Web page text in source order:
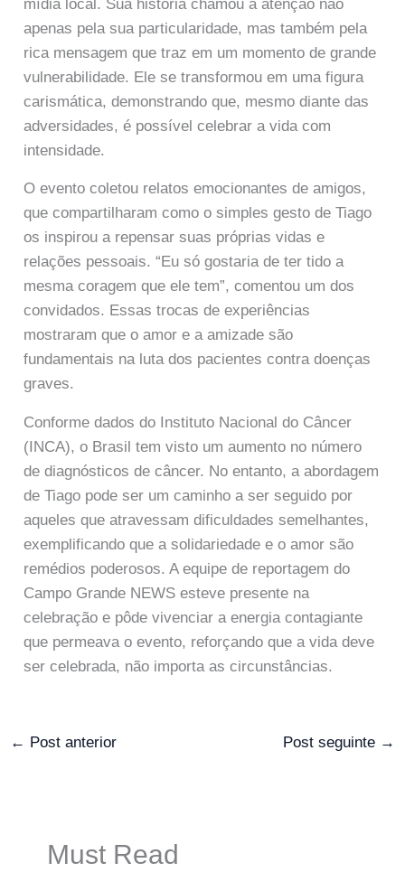
mídia local. Sua história chamou a atenção não
apenas pela sua particularidade, mas também pela
rica mensagem que traz em um momento de grande
vulnerabilidade. Ele se transformou em uma figura
carismática, demonstrando que, mesmo diante das
adversidades, é possível celebrar a vida com
intensidade.
O evento coletou relatos emocionantes de amigos,
que compartilharam como o simples gesto de Tiago
os inspirou a repensar suas próprias vidas e
relações pessoais. “Eu só gostaria de ter tido a
mesma coragem que ele tem”, comentou um dos
convidados. Essas trocas de experiências
mostraram que o amor e a amizade são
fundamentais na luta dos pacientes contra doenças
graves.
Conforme dados do Instituto Nacional do Câncer
(INCA), o Brasil tem visto um aumento no número
de diagnósticos de câncer. No entanto, a abordagem
de Tiago pode ser um caminho a ser seguido por
aqueles que atravessam dificuldades semelhantes,
exemplificando que a solidariedade e o amor são
remédios poderosos. A equipe de reportagem do
Campo Grande NEWS esteve presente na
celebração e pôde vivenciar a energia contagiante
que permeava o evento, reforçando que a vida deve
ser celebrada, não importa as circunstâncias.
← Post anterior Post seguinte →
Must Read